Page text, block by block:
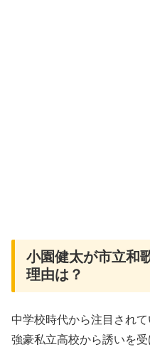
小園健太が市立和
理由は？
中学校時代から注目され
強豪私立高校から誘いを